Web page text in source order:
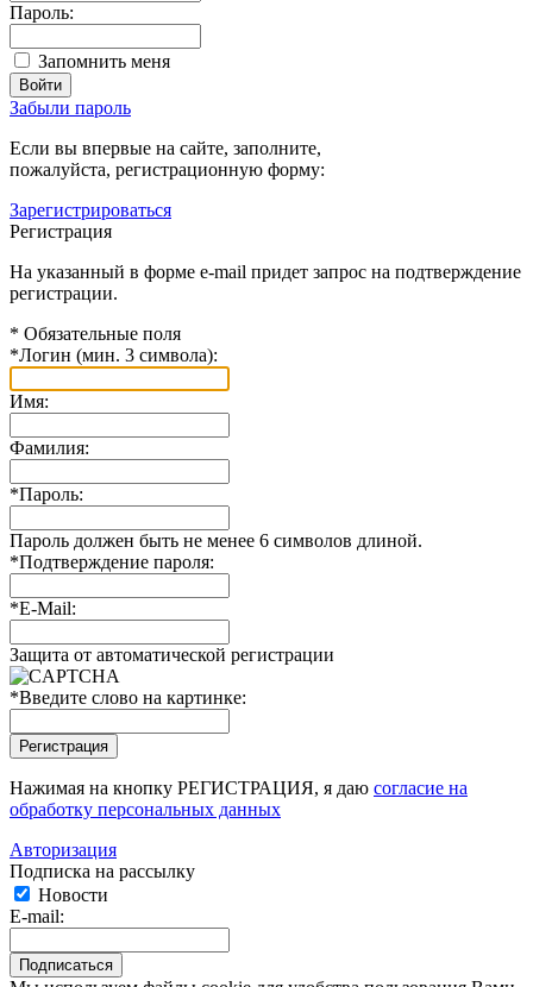
Пароль:
Запомнить меня
Забыли пароль
Если вы впервые на сайте, заполните,
пожалуйста, регистрационную форму:
Зарегистрироваться
Регистрация
На указанный в форме e-mail придет запрос на подтверждение
регистрации.
* Обязательные поля
*Логин (мин. 3 символа):
Имя:
Фамилия:
*Пароль:
Пароль должен быть не менее 6 символов длиной.
*Подтверждение пароля:
*E-Mail:
Защита от автоматической регистрации
*Введите слово на картинке:
Нажимая на кнопку РЕГИСТРАЦИЯ, я даю согласие на
обработку персональных данных
Авторизация
Подписка на рассылку
Новости
E-mail: